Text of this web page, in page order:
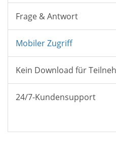
Frage & Antwort
Mobiler Zugriff
Kein Download für
24/7-Kundensupport